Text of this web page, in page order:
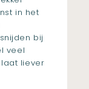
in het
bij
veel
liever